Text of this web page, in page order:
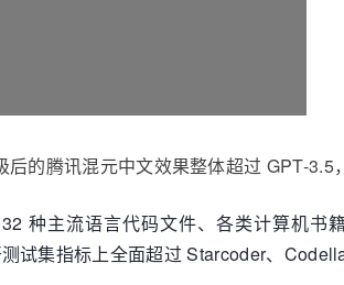
后的腾讯混元中文效果整体超过 GPT-3.5
种主流语言代码文件、各类计算机书
试集指标上全面超过 Starcoder、